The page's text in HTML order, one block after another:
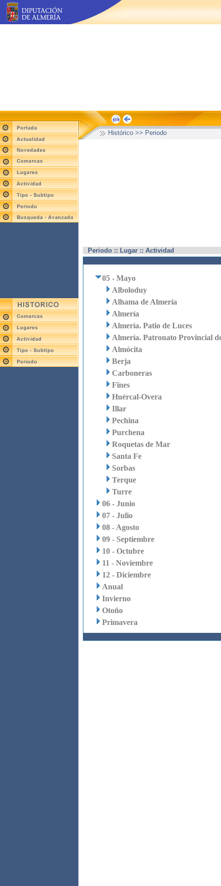
Histórico >> Periodo
Periodo :: Lugar :: Actividad
05 - Mayo
Alboloduy
Alhama de Almería
Almería
Almería. Patio de Luces
Almería. Patronato Provincial
Almócita
Berja
Carboneras
Fines
Huércal-Overa
Illar
Pechina
Purchena
Roquetas de Mar
Santa Fe
Sorbas
Terque
Turre
06 - Junio
07 - Julio
08 - Agosto
09 - Septiembre
10 - Octubre
11 - Noviembre
12 - Diciembre
Anual
Invierno
Otoño
Primavera